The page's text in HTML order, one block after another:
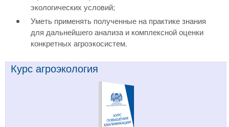
экологических условий;
Уметь применять полученные на практике знания
для дальнейшего анализа и комплексной оценки
конкретных агроэкосистем.
Курс агроэкология